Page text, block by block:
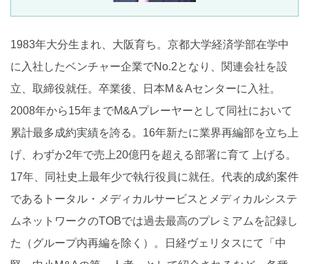
1983年大分生まれ、大阪育ち。京都大学経済学部在学中
に入社したベンチャー企業でNo.2となり、関連会社を設
立、取締役就任。卒業後、日本M＆Aセンターに入社。
2008年から15年までM&Aプレーヤーとして同社において
累計最多成約実績を誇る。16年新たに業界再編部を立ち上
げ、わずか2年で売上20億円を超える部署に育て 上げる。
17年、同社史上最年少で執行役員に就任。代表的成約案件
であるトータル・メディカルサービスとメディカルシステ
ムネットワークのTOBでは過去最高のプレミアムを記録し
た（グループ内再編を除く）。日経ヴェリタスにて「中